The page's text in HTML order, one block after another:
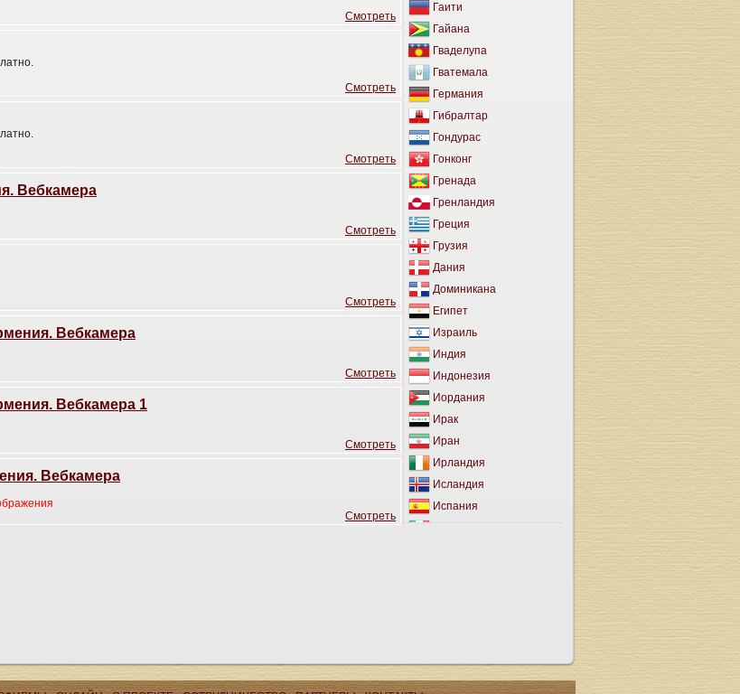
Гаити
Гайана
Гваделупа
Гватемала
Германия
Гибралтар
Гондурас
Гонконг
Гренада
Гренландия
Греция
Грузия
Дания
Доминикана
Египет
Израиль
Индия
Индонезия
Иордания
Ирак
Иран
Ирландия
Исландия
Испания
Канарские Острова
Cмотреть
Cмотреть
Cмотреть
Вебкамера
Cмотреть
Cмотреть
Вебкамера
Cмотреть
Вебкамера 1
Cмотреть
Вебкамера
Cмотреть